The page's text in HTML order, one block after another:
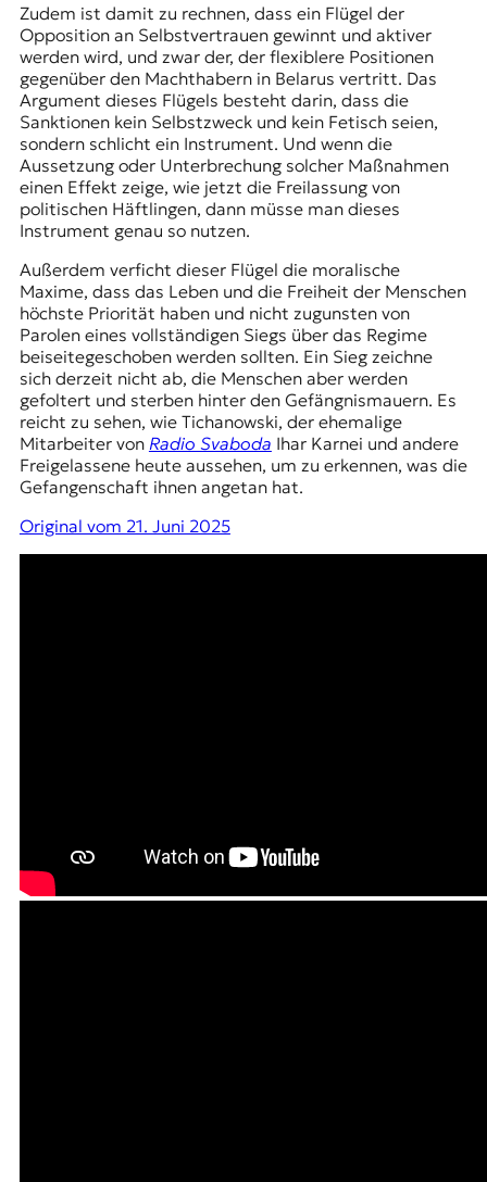
Zudem ist damit zu rechnen, dass ein Flügel der
Opposition an Selbstvertrauen gewinnt und aktiver
werden wird, und zwar der, der flexiblere Positionen
gegenüber den Machthabern in Belarus vertritt. Das
Argument dieses Flügels besteht darin, dass die
Sanktionen kein Selbstzweck und kein Fetisch seien,
sondern schlicht ein Instrument. Und wenn die
Aussetzung oder Unterbrechung solcher Maßnahmen
einen Effekt zeige, wie jetzt die Freilassung von
politischen Häftlingen, dann müsse man dieses
Instrument genau so nutzen.
Außerdem verficht dieser Flügel die moralische
Maxime, dass das Leben und die Freiheit der Menschen
höchste Priorität haben und nicht zugunsten von
Parolen eines vollständigen Siegs über das Regime
beiseitegeschoben werden sollten. Ein Sieg zeichne
sich derzeit nicht ab, die Menschen aber werden
gefoltert und sterben hinter den Gefängnismauern. Es
reicht zu sehen, wie Tichanowski, der ehemalige
Mitarbeiter von Radio Svaboda Ihar Karnei und andere
Freigelassene heute aussehen, um zu erkennen, was die
Gefangenschaft ihnen angetan hat.
Original vom 21. Juni 2025